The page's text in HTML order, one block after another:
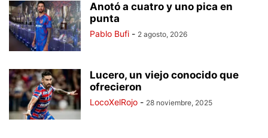
Anotó a cuatro y uno pica en
punta
Pablo Bufi - 2 agosto, 2026
Lucero, un viejo conocido que
ofrecieron
LocoXelRojo - 28 noviembre, 2025